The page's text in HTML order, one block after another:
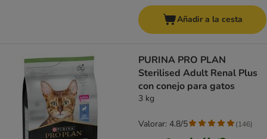
Añadir a la cesta
PURINA PRO PLAN
Sterilised Adult Renal Plus
con conejo para gatos
3 kg
Valorar: 4.8/5 (146)